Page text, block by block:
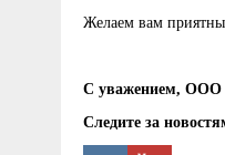
Желаем вам
С уважением, ООО
Следите за